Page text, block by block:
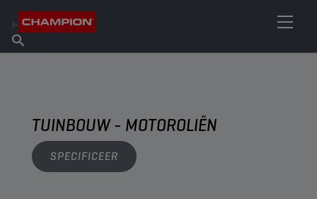
Over Champion
Vind een verkooppunt
TUINBOUW - MOTOROLIËN
SPECIFICEER